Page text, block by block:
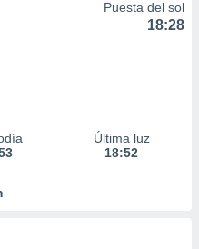
Puesta del sol
18:28
Última luz
18:52